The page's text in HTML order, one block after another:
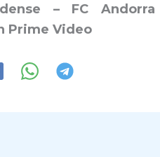
– FC Andorra
Prime Video